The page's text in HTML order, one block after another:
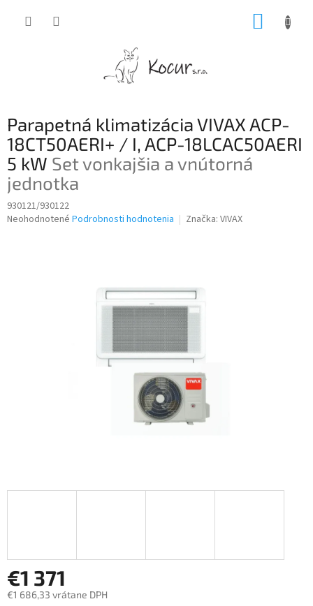
Parapetná klimatizácia VIVAX ACP-
18CT50AERI+ / I, ACP-18LCAC50AERI
5 kW Set vonkajšia a vnútorná
jednotka
930121/930122
Priemerné
Neohodnotené Podrobnosti hodnotenia Značka: VIVAX
€1 371
€1 686,33 vrátane DPH